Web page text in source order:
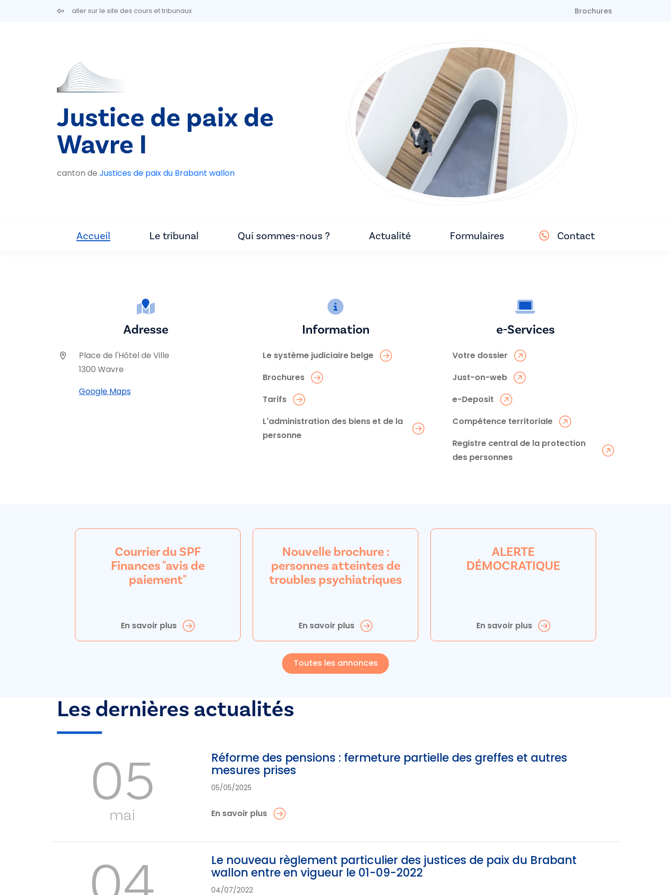
Aller au contenu principalaller sur le site des cours et tribunaux Brochures
Justice de paix de
Wavre I
canton de Justices de paix du Brabant wallon
Accueil Le tribunal Qui sommes-nous ? Actualité Formulaires Contact
Adresse
Place de l'Hôtel de Ville
1300 Wavre
Google Maps
Information
Le système judiciaire belge
Brochures
Tarifs
L'administration des biens et de la
personne
e-Services
Votre dossier
Just-on-web
e-Deposit
Compétence territoriale
Registre central de la protection
des personnes
Courrier du SPF
Finances "avis de
paiement"
En savoir plus
Nouvelle brochure :
personnes atteintes de
troubles psychiatriques
En savoir plus
ALERTE
DÉMOCRATIQUE
En savoir plus
Toutes les annonces
Les dernières actualités
05
mai
Réforme des pensions : fermeture partielle des greffes et autres
mesures prises
05/05/2025
En savoir plus
Le nouveau règlement particulier des justices de paix du Brabant
wallon entre en vigueur le 01-09-2022
04/07/2022